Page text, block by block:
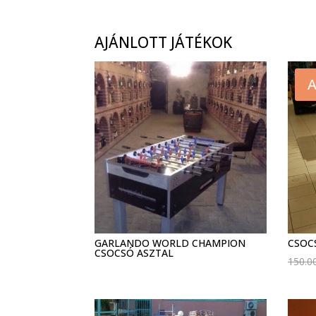
AJÁNLOTT JÁTÉKOK
GARLANDO WORLD CHAMPION
CSOCSÓ ASZTAL